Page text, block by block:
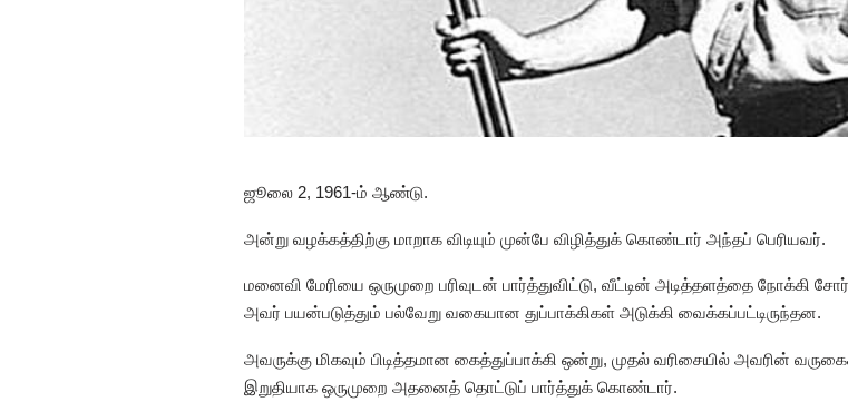
ஜூலை 2, 1961-ம் ஆண்டு.
அன்று வழக்கத்திற்கு மாறாக விடியும் முன்பே விழித்துக் கொண்டார் அந்தப் பெரியவர்.
மனைவி மேரியை ஒருமுறை பரிவுடன் பார்த்துவிட்டு, வீட்டின் அடித்தளத்தை நோக்கி
அவர் பயன்படுத்தும் பல்வேறு வகையான துப்பாக்கிகள் அடுக்கி வைக்கப்பட்டிருந்தன.
அவருக்கு மிகவும் பிடித்தமான கைத்துப்பாக்கி ஒன்று, முதல் வரிசையில் அவரின்
இறுதியாக ஒருமுறை அதனைத் தொட்டுப் பார்த்துக் கொண்டார்.